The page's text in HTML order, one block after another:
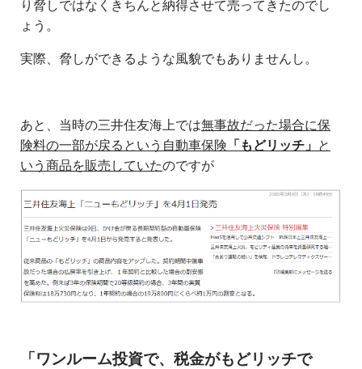
り脅しではなくきちんと納得させて売ってきたのでし
ょう。
実際、脅しができるような風貌でもありませんし。
あと、当時の三井住友海上では無事故だった場合に保
険料の一部が戻るという自動車保険 「もどリッチ」 と
いう商品を販売していたのですが
「ワンルーム投資で、税金がもどリッチで